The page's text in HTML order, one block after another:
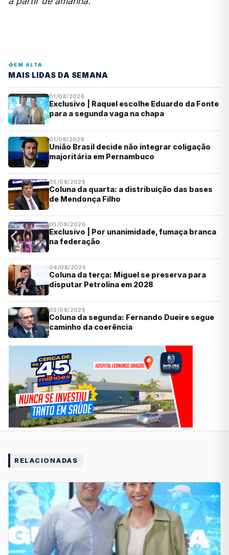
EM ALTA
MAIS LIDAS DA SEMANA
01/08/2026
Exclusivo | Raquel escolhe Eduardo da Fonte
para a segunda vaga na chapa
01/08/2026
União Brasil decide não integrar coligação
majoritária em Pernambuco
05/08/2026
Coluna da quarta: a distribuição das bases
de Mendonça Filho
05/08/2026
Exclusivo | Por unanimidade, fumaça branca
na federação
04/08/2026
Coluna da terça: Miguel se preserva para
disputar Petrolina em 2028
03/08/2026
Coluna da segunda: Fernando Dueire segue
caminho da coerência
RELACIONADAS